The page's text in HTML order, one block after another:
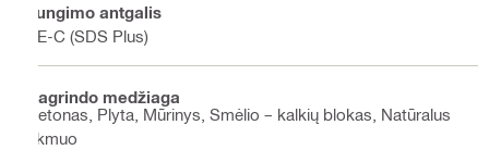
Jungimo antgalis
TE-C (SDS Plus)
Pagrindo medžiaga
Betonas, Plyta, Mūrinys, Smėlio – kalkių blokas, Natūralus
akmuo